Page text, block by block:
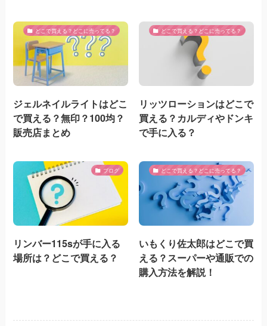
どこで買える？どこに売ってる？
ジェルネイルライトはどこ
で買える？無印？100均？
販売店まとめ
どこで買える？どこに売ってる？
リッツローションはどこで
買える？カルディやドンキ
で手に入る？
ブログ
リンバー115sが手に入る
場所は？どこで買える？
どこで買える？どこに売ってる？
いもくり佐太郎はどこで買
える？スーパーや通販での
購入方法を解説！